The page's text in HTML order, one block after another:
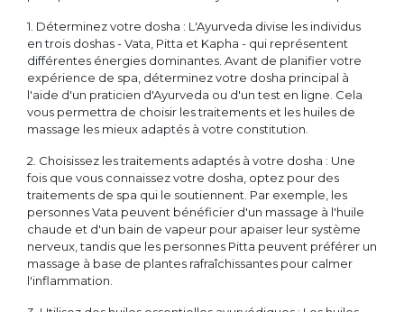
1. Déterminez votre dosha : L'Ayurveda divise les individus
en trois doshas - Vata, Pitta et Kapha - qui représentent
différentes énergies dominantes. Avant de planifier votre
expérience de spa, déterminez votre dosha principal à
l'aide d'un praticien d'Ayurveda ou d'un test en ligne. Cela
vous permettra de choisir les traitements et les huiles de
massage les mieux adaptés à votre constitution.
2. Choisissez les traitements adaptés à votre dosha : Une
fois que vous connaissez votre dosha, optez pour des
traitements de spa qui le soutiennent. Par exemple, les
personnes Vata peuvent bénéficier d'un massage à l'huile
chaude et d'un bain de vapeur pour apaiser leur système
nerveux, tandis que les personnes Pitta peuvent préférer un
massage à base de plantes rafraîchissantes pour calmer
l'inflammation.